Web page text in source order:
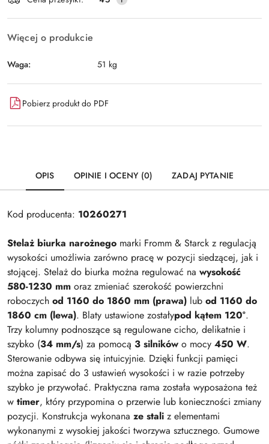
Więcej o produkcie
Waga: 51 kg
Pobierz produkt do PDF
OPIS OPINIE I OCENY (0) ZADAJ PYTANIE
Kod producenta: 10260271
Stelaż biurka narożnego marki Fromm & Starck z regulacją
wysokości umożliwia zarówno pracę w pozycji siedzącej, jak i
stojącej. Stelaż do biurka można regulować na wysokość
580-1230 mm oraz zmieniać szerokość powierzchni
roboczych od 1160 do 1860 mm (prawa) lub od 1160 do
1860 cm (lewa). Blaty ustawione zostałypod kątem 120°.
Trzy kolumny podnoszące są regulowane cicho, delikatnie i
szybko (34 mm/s) za pomocą 3 silników o mocy 450 W.
Sterowanie odbywa się intuicyjnie. Dzięki funkcji pamięci
można zapisać do 3 ustawień wysokości i w razie potrzeby
szybko je przywołać. Praktyczna rama została wyposażona też
w timer, który przypomina o przerwie lub konieczności zmiany
pozycji. Konstrukcja wykonana ze stali z elementami
wykonanymi z wysokiej jakości tworzywa sztucznego. Gumowe